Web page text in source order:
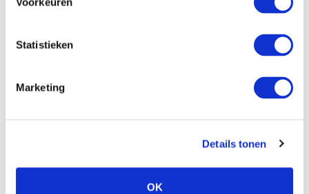
Statistieken
Marketing
Details tonen
OK